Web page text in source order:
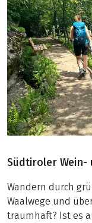
Südtiroler Wein-
Wandern durch
Waalwege und
traumhaft? Ist es